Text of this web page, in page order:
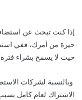
إذا كنت تبحث عن
حيرة من أمرك، ففي
حيث لا يسمح بشراء
وبالنسبة لشركات
الاشتراك لعام كامل